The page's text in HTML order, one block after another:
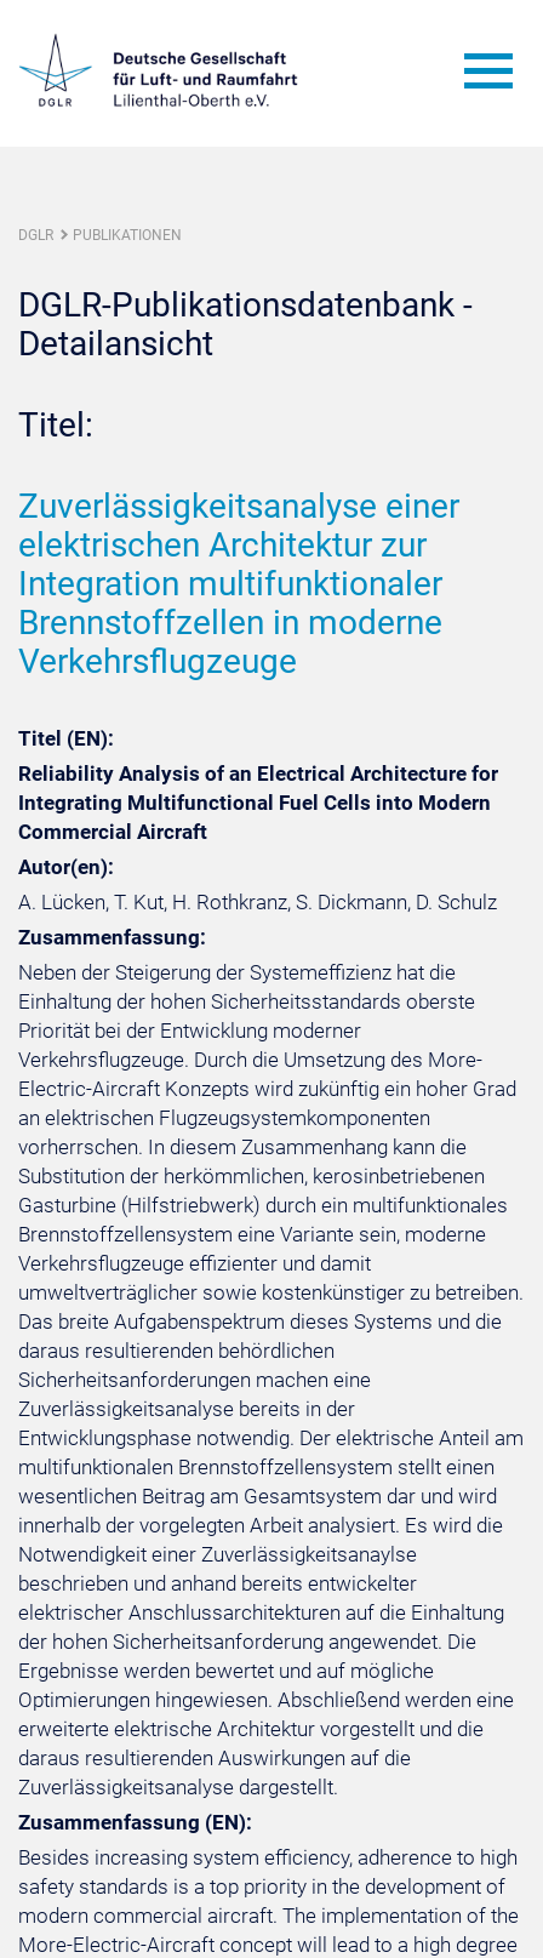
DGLR PUBLIKATIONEN
DGLR-Publikationsdatenbank -
Detailansicht
Titel:
Zuverlässigkeitsanalyse einer
elektrischen Architektur zur
Integration multifunktionaler
Brennstoffzellen in moderne
Verkehrsflugzeuge
Titel (EN):
Reliability Analysis of an Electrical Architecture for
Integrating Multifunctional Fuel Cells into Modern
Commercial Aircraft
Autor(en):
A. Lücken, T. Kut, H. Rothkranz, S. Dickmann, D. Schulz
Zusammenfassung:
Neben der Steigerung der Systemeffizienz hat die
Einhaltung der hohen Sicherheitsstandards oberste
Priorität bei der Entwicklung moderner
Verkehrsflugzeuge. Durch die Umsetzung des More-
Electric-Aircraft Konzepts wird zukünftig ein hoher Grad
an elektrischen Flugzeugsystemkomponenten
vorherrschen. In diesem Zusammenhang kann die
Substitution der herkömmlichen, kerosinbetriebenen
Gasturbine (Hilfstriebwerk) durch ein multifunktionales
Brennstoffzellensystem eine Variante sein, moderne
Verkehrsflugzeuge effizienter und damit
umweltverträglicher sowie kostenkünstiger zu betreiben.
Das breite Aufgabenspektrum dieses Systems und die
daraus resultierenden behördlichen
Sicherheitsanforderungen machen eine
Zuverlässigkeitsanalyse bereits in der
Entwicklungsphase notwendig. Der elektrische Anteil am
multifunktionalen Brennstoffzellensystem stellt einen
wesentlichen Beitrag am Gesamtsystem dar und wird
innerhalb der vorgelegten Arbeit analysiert. Es wird die
Notwendigkeit einer Zuverlässigkeitsanaylse
beschrieben und anhand bereits entwickelter
elektrischer Anschlussarchitekturen auf die Einhaltung
der hohen Sicherheitsanforderung angewendet. Die
Ergebnisse werden bewertet und auf mögliche
Optimierungen hingewiesen. Abschließend werden eine
erweiterte elektrische Architektur vorgestellt und die
daraus resultierenden Auswirkungen auf die
Zuverlässigkeitsanalyse dargestellt.
Zusammenfassung (EN):
Besides increasing system efficiency, adherence to high
safety standards is a top priority in the development of
modern commercial aircraft. The implementation of the
More-Electric-Aircraft concept will lead to a high degree